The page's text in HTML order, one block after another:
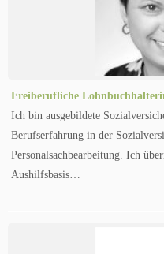
Freiberufliche
Ich bin ausgebildete
Berufserfahrung in der
Personalsachbearbeitung. Ich
Aushilfsbasis…